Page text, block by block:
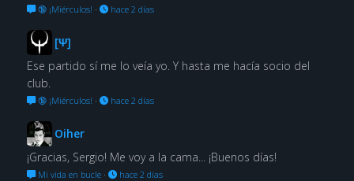
🔞 ¡Miérculos! · hace 2 días
[Ψ]
Ese partido sí me lo veía yo. Y hasta me hacía socio del
club.
🔞 ¡Miérculos! · hace 2 días
Oiher
¡Gracias, Sergio! Me voy a la cama... ¡Buenos días!
Mi vida en bucle· hace 2 días